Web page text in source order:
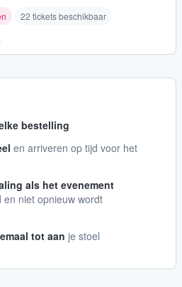
22 tickets beschikbaar
bestelling
en arriveren op tijd voor het
als het evenement
en niet opnieuw wordt
tot aan je stoel